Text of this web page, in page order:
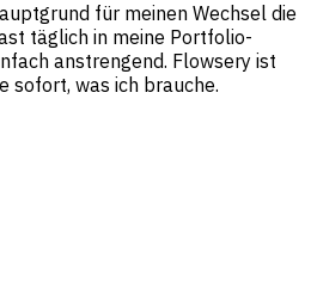
für meinen Wechsel die
täglich in meine Portfolio-
anstrengend. Flowsery ist
sofort, was ich brauche.